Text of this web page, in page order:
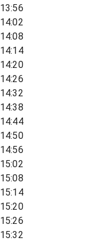
13:56
14:02
14:08
14:14
14:20
14:26
14:32
14:38
14:44
14:50
14:56
15:02
15:08
15:14
15:20
15:26
15:32